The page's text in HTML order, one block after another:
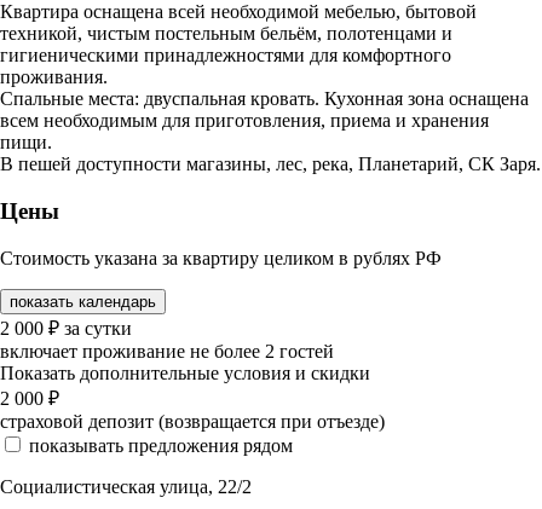
Квартира оснащена всей необходимой мебелью, бытовой
техникой, чистым постельным бельём, полотенцами и
гигиеническими принадлежностями для комфортного
проживания.
Спальные места: двуспальная кровать. Кухонная зона оснащена
всем необходимым для приготовления, приема и хранения
пищи.
В пешей доступности магазины, лес, река, Планетарий, СК Заря.
Цены
Стоимость указана за квартиру целиком в рублях РФ
показать календарь
2 000 ₽ за сутки
включает проживание не более 2 гостей
Показать дополнительные условия и скидки
2 000 ₽
страховой депозит (возвращается при отъезде)
показывать предложения рядом
Социалистическая улица, 22/2